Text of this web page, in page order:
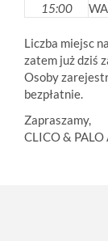
15:00
Liczba miejsc
zatem już dziś
Osoby
bezpłatnie.
Zapraszamy,
CLICO & PALO